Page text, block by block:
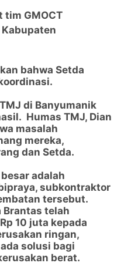
tim GMOCT
bahwa Setda
di Banyumanik
Humas TMJ, Dian
masalah
mereka,
dan Setda.
adalah
subkontraktor
tersebut.
Brantas telah
10 juta kepada
ringan,
solusi bagi
berat.